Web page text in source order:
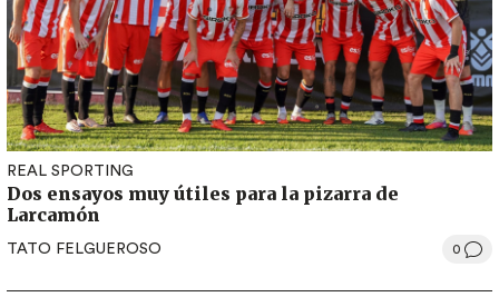
REAL SPORTING
Dos ensayos muy útiles para la pizarra de
Larcamón
TATO FELGUEROSO 0